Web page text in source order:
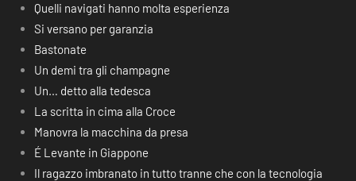
Quelli navigati hanno molta esperienza
Si versano per garanzia
Bastonate
Un demi tra gli champagne
Un… detto alla tedesca
La scritta in cima alla Croce
Manovra la macchina da presa
É Levante in Giappone
Il ragazzo imbranato in tutto tranne che con la tecnologia